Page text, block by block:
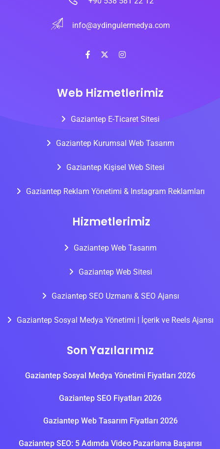
info@aydingulermedya.com
Web Hizmetlerimiz
Gaziantep E-Ticaret Sitesi
Gaziantep Kurumsal Web Tasarım
Gaziantep Kişisel Web Sitesi
Gaziantep Reklam Yönetimi & Instagram Reklamları
Hizmetlerimiz
Gaziantep Web Tasarım
Gaziantep Web Sitesi
Gaziantep SEO Uzmanı & SEO Ajansı
Gaziantep Sosyal Medya Yönetimi | İçerik ve Reels Ajansı
Son Yazılarımız
Gaziantep Sosyal Medya Yönetimi Fiyatları 2026
Gaziantep SEO Fiyatları 2026
Gaziantep Web Tasarım Fiyatları 2026
Gaziantep SEO: 5 Adımda Video Pazarlama Başarısı